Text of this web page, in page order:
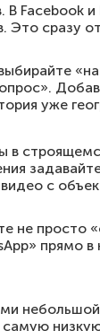
Facebook
Это сразу
уже
в
с
не просто
прямо в
самую